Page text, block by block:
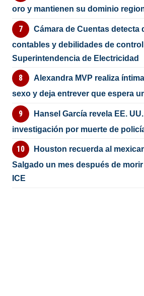
oro y mantienen su dominio
Cámara de Cuentas detecta
contables y debilidades de
Superintendencia de Electricidad
Alexandra MVP realiza
sexo y deja entrever que espera
Hansel García revela EE.
investigación por muerte de
Houston recuerda al
Salgado un mes después de
ICE